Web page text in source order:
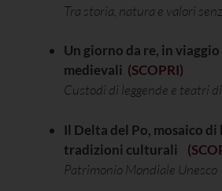
Tra storia, natura e valori
Un giorno da re, in
medievali (SCOPRI)
Custodi di leggende e teatri
Il Delta del Po, mosaico
tradizioni culturali
Patrimonio Mondiale Unesco